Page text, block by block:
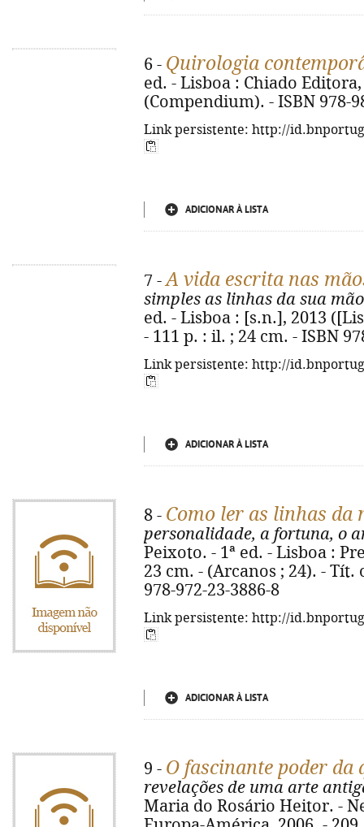
6 - Quirologia
ed. - Lisboa : Chiado
(Compendium). - ISBN 978-
Link persistente: http://
ADICIONAR À LISTA
7 -A vida escrita nas
simples as linhas da sua mão
ed. - Lisboa : [s.n.], 2013
- 111 p. : il. ; 24 cm. - ISBN
Link persistente: http://
ADICIONAR À LISTA
8 - Como ler as linhas da
personalidade, a fortuna, o
Peixoto. - 1ª ed. - Lisboa :
23 cm. - (Arcanos ; 24). -
978-972-23-3886-8
Link persistente: http://
ADICIONAR À LISTA
9 - O fascinante poder
revelações de uma arte
Maria do Rosário Heitor. -